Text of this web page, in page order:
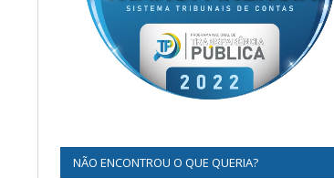
NÃO ENCONTROU O QUE QUERIA?